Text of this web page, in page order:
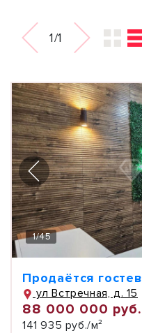
1/1
1/45
Продаётся
ул Встречная, д. 15
88 000 000 руб.
141 935 руб./м²